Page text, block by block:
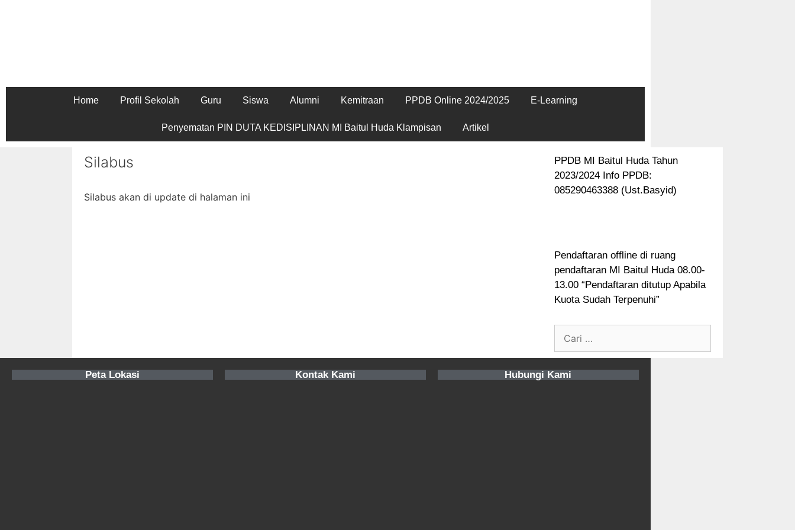
Home Profil Sekolah Guru Siswa Alumni Kemitraan PPDB Online 2024/2025 E-Learning
Penyematan PIN DUTA KEDISIPLINAN MI Baitul Huda Klampisan Artikel
Silabus
Silabus akan di update di halaman ini
PPDB MI Baitul Huda Tahun
2023/2024 Info PPDB:
085290463388 (Ust.Basyid)
Pendaftaran offline di ruang
pendaftaran MI Baitul Huda 08.00-
13.00 “Pendaftaran ditutup Apabila
Kuota Sudah Terpenuhi”
Peta Lokasi Kontak Kami Hubungi Kami